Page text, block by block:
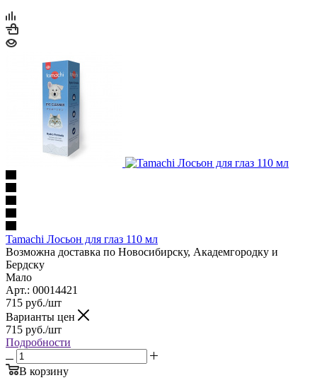
Tamachi Лосьон для глаз 110 мл
Возможна доставка по Новосибирску, Академгородку и
Бердску
Мало
Арт.: 00014421
715 руб./шт
Варианты цен
715 руб./шт
Подробности
В корзину